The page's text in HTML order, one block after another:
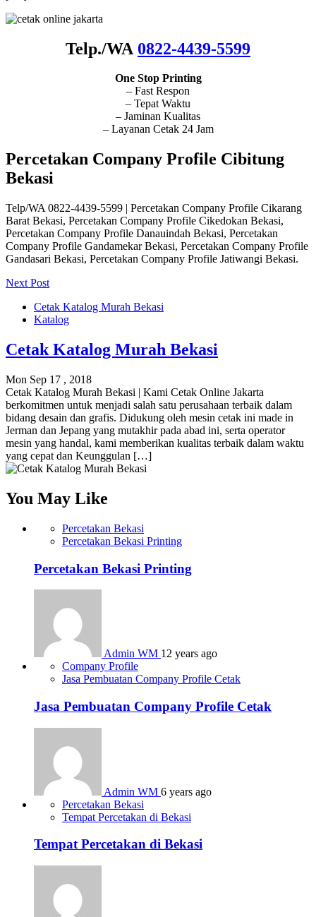
Telp./WA 0822-4439-5599
One Stop Printing
– Fast Respon
– Tepat Waktu
– Jaminan Kualitas
– Layanan Cetak 24 Jam
Percetakan Company Profile Cibitung
Bekasi
Telp/WA 0822-4439-5599 | Percetakan Company Profile Cikarang
Barat Bekasi, Percetakan Company Profile Cikedokan Bekasi,
Percetakan Company Profile Danauindah Bekasi, Percetakan
Company Profile Gandamekar Bekasi, Percetakan Company Profile
Gandasari Bekasi, Percetakan Company Profile Jatiwangi Bekasi.
Next Post
Cetak Katalog Murah Bekasi
Katalog
Cetak Katalog Murah Bekasi
Mon Sep 17 , 2018
Cetak Katalog Murah Bekasi | Kami Cetak Online Jakarta
berkomitmen untuk menjadi salah satu perusahaan terbaik dalam
bidang desain dan grafis. Didukung oleh mesin cetak ini made in
Jerman dan Jepang yang mutakhir pada abad ini, serta operator
mesin yang handal, kami memberikan kualitas terbaik dalam waktu
yang cepat dan Keunggulan […]
You May Like
Percetakan Bekasi
Percetakan Bekasi Printing
Percetakan Bekasi Printing
Admin WM 12 years ago
Company Profile
Jasa Pembuatan Company Profile Cetak
Jasa Pembuatan Company Profile Cetak
Admin WM 6 years ago
Percetakan Bekasi
Tempat Percetakan di Bekasi
Tempat Percetakan di Bekasi